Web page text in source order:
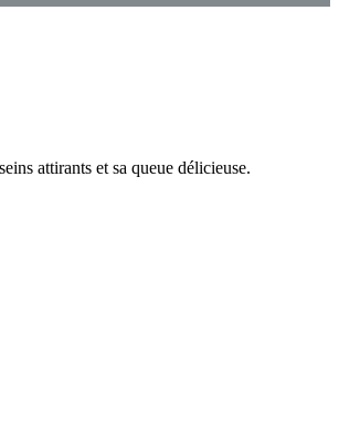
attirants et sa queue délicieuse.